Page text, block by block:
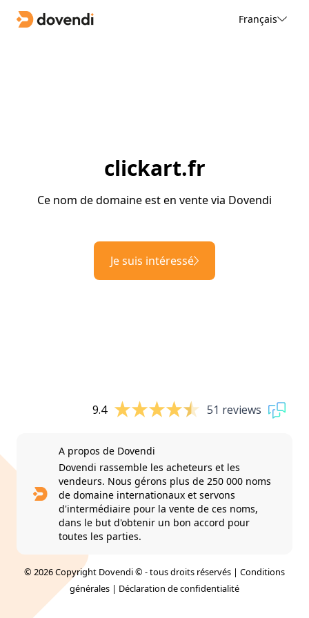
Français
clickart.fr
Ce nom de domaine est en vente via Dovendi
Je suis intéressé
9.4 51 reviews
A propos de Dovendi
Dovendi rassemble les acheteurs et les
vendeurs. Nous gérons plus de 250 000 noms
de domaine internationaux et servons
d'intermédiaire pour la vente de ces noms,
dans le but d'obtenir un bon accord pour
toutes les parties.
© 2026 Copyright Dovendi © - tous droits réservés | Conditions
générales | Déclaration de confidentialité